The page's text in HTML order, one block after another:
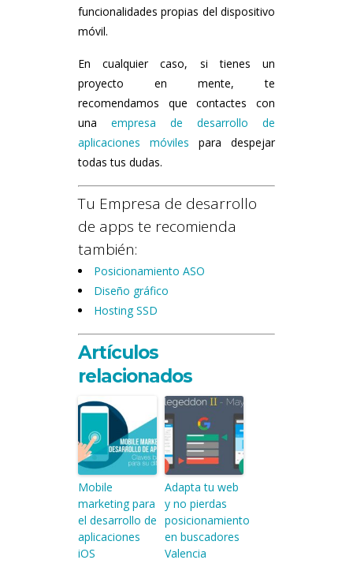
funcionalidades propias del dispositivo
móvil.
En cualquier caso, si tienes un
proyecto en mente, te
recomendamos que contactes con
una empresa de desarrollo de
aplicaciones móviles para despejar
todas tus dudas.
Tu Empresa de desarrollo
de apps te recomienda
también:
Posicionamiento ASO
Diseño gráfico
Hosting SSD
Artículos
relacionados
Mobile
marketing para
el desarrollo de
aplicaciones
iOS
Adapta tu web
y no pierdas
posicionamiento
en buscadores
Valencia